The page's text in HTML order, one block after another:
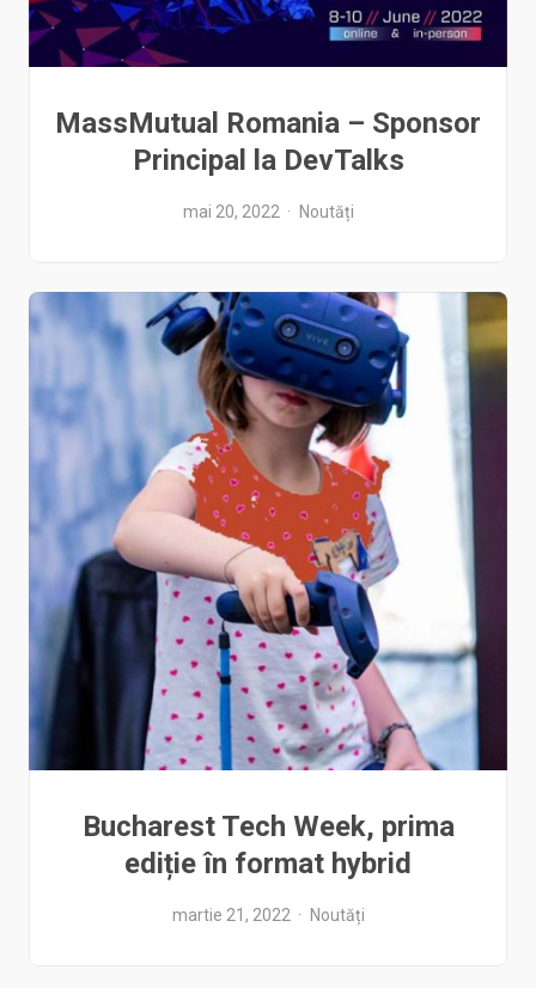
MassMutual Romania – Sponsor
Principal la DevTalks
mai 20, 2022 Noutăți
Bucharest Tech Week, prima
ediție în format hybrid
martie 21, 2022 Noutăți